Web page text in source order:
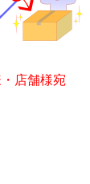
店舗様宛